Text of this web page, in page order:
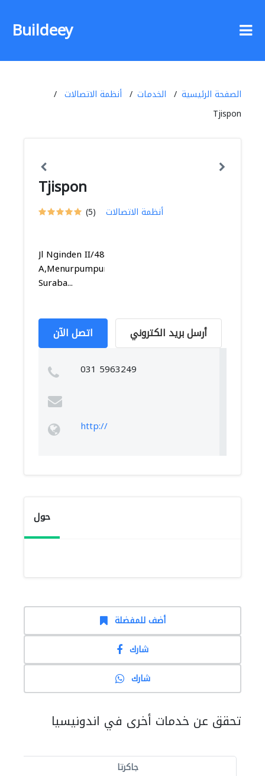
Buildeey
الصفحة الرئيسية الخدمات
أنظمة الاتصالات
Tjispon
Tjispon
(5) أنظمة الاتصالات
Jl Nginden II/48
A,Menurpumpungan,Sukolilo,
Suraba...
اتصل الآن أرسل بريد الكتروني
031 5963249
http://
حول
أضف للمفضلة
شارك
شارك
تحقق عن خدمات أخرى في اندونيسيا
جاكرتا